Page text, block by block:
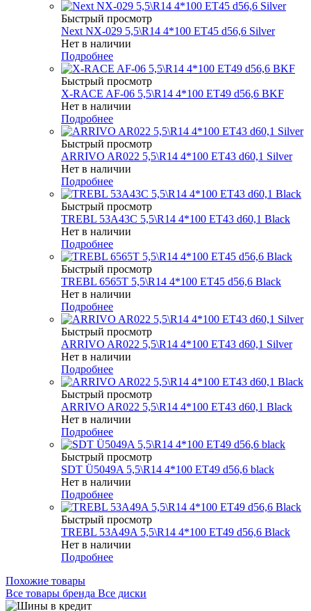
Быстрый просмотр
Next NX-029 5,5\R14 4*100 ET45 d56,6 Silver
Нет в наличии
Подробнее
Быстрый просмотр
X-RACE AF-06 5,5\R14 4*100 ET49 d56,6 BKF
Нет в наличии
Подробнее
Быстрый просмотр
ARRIVO AR022 5,5\R14 4*100 ET43 d60,1 Silver
Нет в наличии
Подробнее
Быстрый просмотр
TREBL 53A43C 5,5\R14 4*100 ET43 d60,1 Black
Нет в наличии
Подробнее
Быстрый просмотр
TREBL 6565T 5,5\R14 4*100 ET45 d56,6 Black
Нет в наличии
Подробнее
Быстрый просмотр
ARRIVO AR022 5,5\R14 4*100 ET43 d60,1 Silver
Нет в наличии
Подробнее
Быстрый просмотр
ARRIVO AR022 5,5\R14 4*100 ET43 d60,1 Black
Нет в наличии
Подробнее
Быстрый просмотр
SDT Ü5049A 5,5\R14 4*100 ET49 d56,6 black
Нет в наличии
Подробнее
Быстрый просмотр
TREBL 53A49A 5,5\R14 4*100 ET49 d56,6 Black
Нет в наличии
Подробнее
Похожие товары
Все товары бренда Все диски